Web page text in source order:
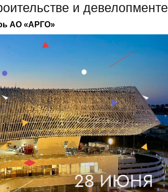
и девелопменте
АО «АРГО»